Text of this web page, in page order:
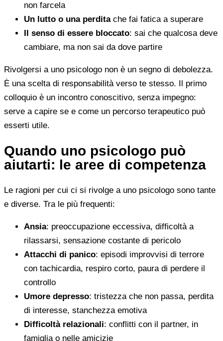
non farcela
Un lutto o una perditache fai fatica a superare
Il senso di essere bloccato: sai che qualcosa deve
cambiare, ma non sai da dove partire
Rivolgersi a uno psicologo non è un segno di debolezza.
È una scelta di responsabilità verso te stesso. Il primo
colloquio è un incontro conoscitivo, senza impegno:
serve a capire se e come un percorso terapeutico può
esserti utile.
Quando uno psicologo può
aiutarti: le aree di competenza
Le ragioni per cui ci si rivolge a uno psicologo sono tante
e diverse. Tra le più frequenti:
Ansia: preoccupazione eccessiva, difficoltà a
rilassarsi, sensazione costante di pericolo
Attacchi di panico: episodi improvvisi di terrore
con tachicardia, respiro corto, paura di perdere il
controllo
Umore depresso: tristezza che non passa, perdita
di interesse, stanchezza emotiva
Difficoltà relazionali: conflitti con il partner, in
famiglia o nelle amicizie